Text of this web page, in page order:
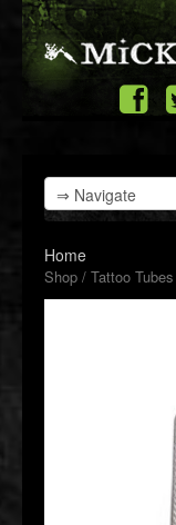
Home
Shop / Tattoo Tubes